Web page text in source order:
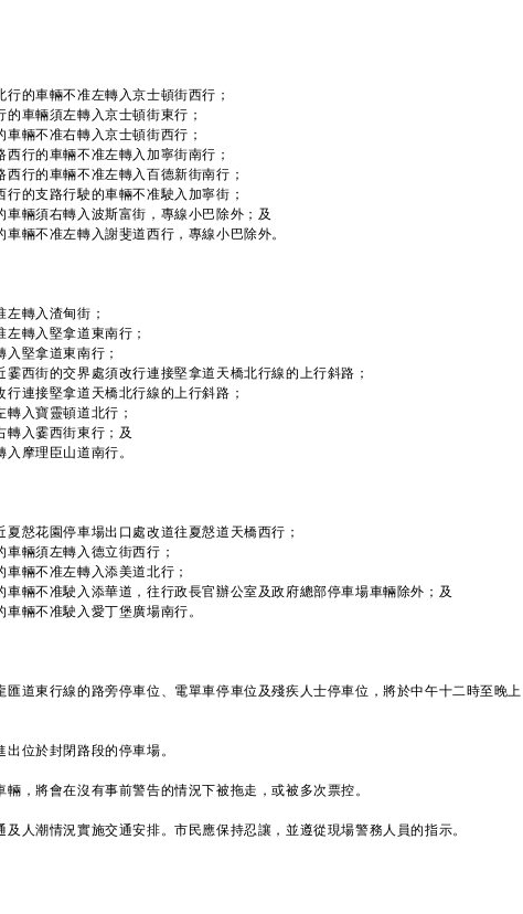
的車輛不准左轉入京士頓街西行；
車輛須左轉入京士頓街東行；
輛不准右轉入京士頓街西行；
行的車輛不准左轉入加寧街南行；
行的車輛不准左轉入百德新街南行；
的支路行駛的車輛不准駛入加寧街；
輛須右轉入波斯富街，專線小巴除外；及
輛不准左轉入謝斐道西行，專線小巴除外。
轉入渣甸街；
轉入堅拿道東南行；
堅拿道東南行；
西街的交界處須改行連接堅拿道天橋北行線的上行斜路；
連接堅拿道天橋北行線的上行斜路；
入寶靈頓道北行；
入霎西街東行；及
摩理臣山道南行。
慤花園停車場出口處改道往夏慤道天橋西行；
輛須左轉入德立街西行；
輛不准左轉入添美道北行；
輛不准駛入添華道，往行政長官辦公室及政府總部停車場車輛除外；及
輛不准駛入愛丁堡廣場南行。
東行線的路旁停車位、電單車停車位及殘疾人士停車位，將於中午十二時至晚上
位於封閉路段的停車場。
將會在沒有事前警告的情況下被拖走，或被多次票控。
潮情況實施交通安排。市民應保持忍讓，並遵從現場警務人員的指示。